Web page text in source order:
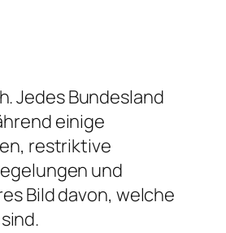
Jedes Bundesland
einige
restriktive
und
Bild davon, welche